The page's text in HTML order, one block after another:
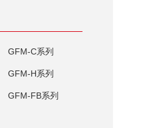
GFM-C系列
GFM-H系列
GFM-FB系列